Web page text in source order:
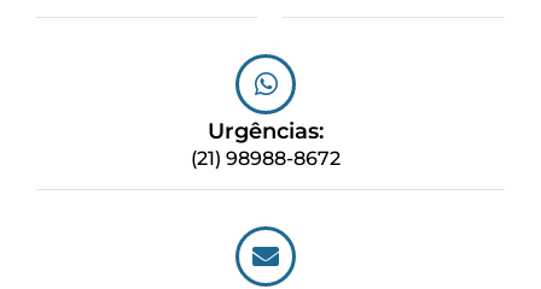
Urgências:
(21) 98988-8672